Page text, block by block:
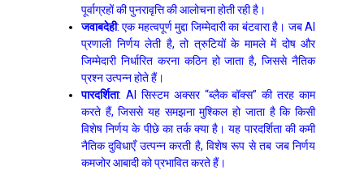
पूर्वाग्रहों की पुनरावृत्ति की आलोचना होती रही है।
जवाबदेही: एक महत्वपूर्ण मुद्दा जिम्मेदारी का बंटवारा है। जब AI
प्रणाली निर्णय लेती है, तो त्रुटियों के मामले में दोष और
जिम्मेदारी निर्धारित करना कठिन हो जाता है, जिससे नैतिक
प्रश्न उत्पन्न होते हैं।
पारदर्शिता: AI सिस्टम अक्सर “ब्लैक बॉक्स” की तरह काम
करते हैं, जिससे यह समझना मुश्किल हो जाता है कि किसी
विशेष निर्णय के पीछे का तर्क क्या है। यह पारदर्शिता की कमी
नैतिक दुविधाएँ उत्पन्न करती है, विशेष रूप से तब जब निर्णय
कमजोर आबादी को प्रभावित करते हैं।